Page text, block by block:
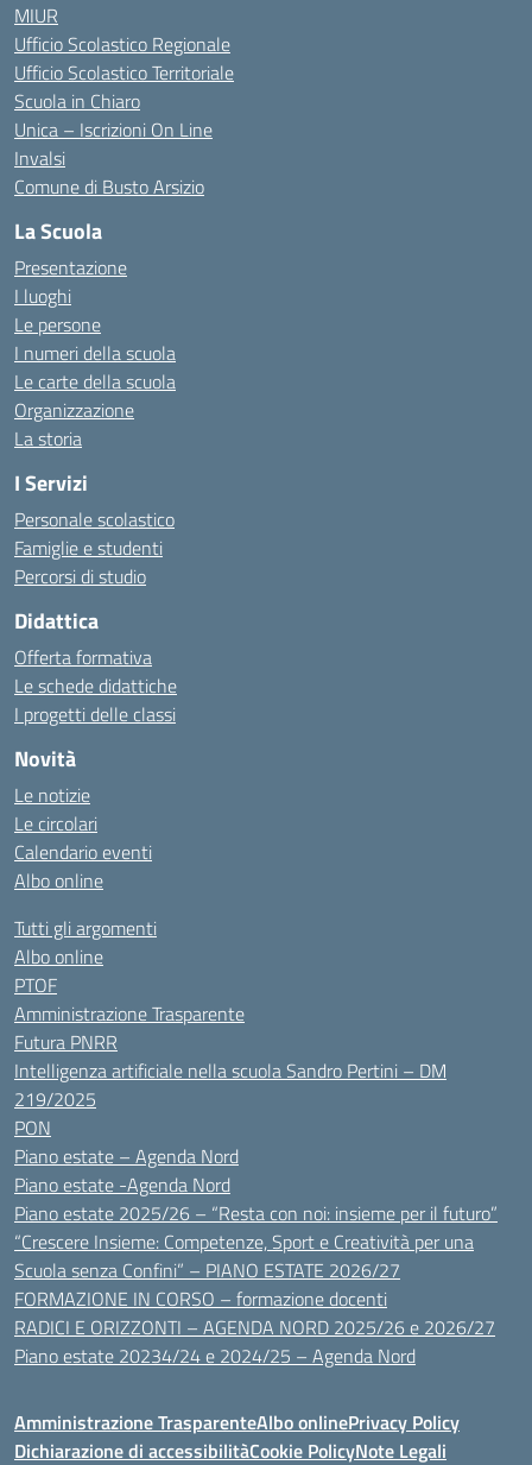
MIUR
Ufficio Scolastico Regionale
Ufficio Scolastico Territoriale
Scuola in Chiaro
Unica – Iscrizioni On Line
Invalsi
Comune di Busto Arsizio
La Scuola
Presentazione
I luoghi
Le persone
I numeri della scuola
Le carte della scuola
Organizzazione
La storia
I Servizi
Personale scolastico
Famiglie e studenti
Percorsi di studio
Didattica
Offerta formativa
Le schede didattiche
I progetti delle classi
Novità
Le notizie
Le circolari
Calendario eventi
Albo online
Tutti gli argomenti
Albo online
PTOF
Amministrazione Trasparente
Futura PNRR
Intelligenza artificiale nella scuola Sandro Pertini – DM
219/2025
PON
Piano estate – Agenda Nord
Piano estate -Agenda Nord
Piano estate 2025/26 – “Resta con noi: insieme per il futuro”
“Crescere Insieme: Competenze, Sport e Creatività per una
Scuola senza Confini” – PIANO ESTATE 2026/27
FORMAZIONE IN CORSO – formazione docenti
RADICI E ORIZZONTI – AGENDA NORD 2025/26 e 2026/27
Piano estate 20234/24 e 2024/25 – Agenda Nord
Amministrazione TrasparenteAlbo onlinePrivacy Policy
Dichiarazione di accessibilitàCookie PolicyNote Legali